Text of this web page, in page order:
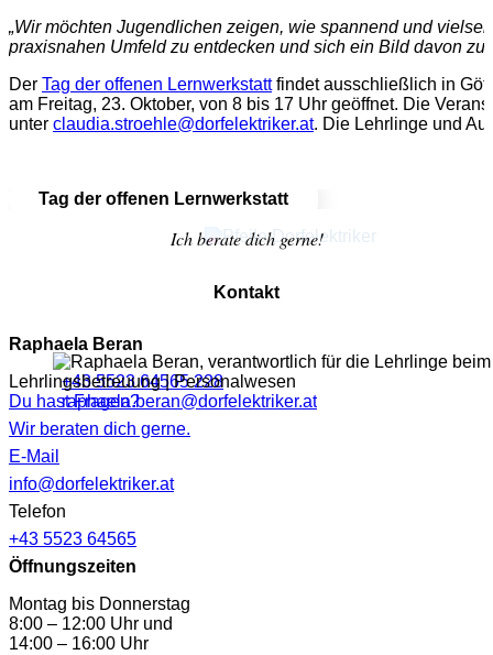
„Wir möchten Jugendlichen zeigen, wie spannend und
praxisnahen Umfeld zu entdecken und sich ein Bild davon
Der Tag der offenen Lernwerkstattfindet ausschließlich in
am Freitag, 23. Oktober, von 8 bis 17 Uhr geöffnet. Die
unter claudia.stroehle@dorfelektriker.at. Die Lehrlinge und
Tag der offenen Lernwerkstatt
Kontakt
Ich berate dich gerne!
Raphaela Beran
Lehrlingsbetreuung | Personalwesen
+43 5523 64565 228
raphaela.beran@dorfelektriker.at
Du hast Fragen?
Wir beraten dich gerne.
E-Mail
info@dorfelektriker.at
Telefon
+43 5523 64565
Öffnungszeiten
Montag bis Donnerstag
8:00 – 12:00 Uhr und
14:00 – 16:00 Uhr